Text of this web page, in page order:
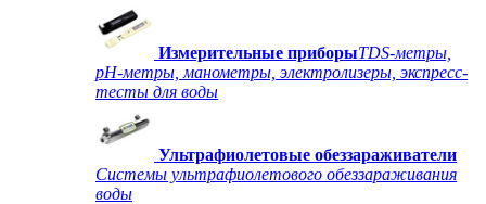
Измерительные приборыTDS-метры,
рН-метры, манометры, электролизеры, экспресс-
тесты для воды
Ультрафиолетовые обеззараживатели
Системы ультрафиолетового обеззараживания
воды